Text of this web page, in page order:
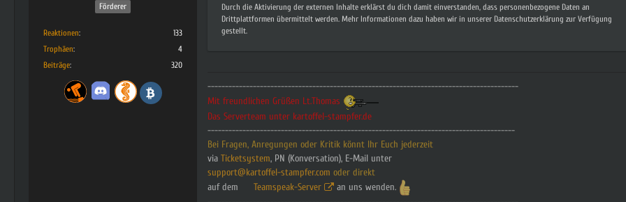
Förderer
Reaktionen
133
Trophäen
4
Beiträge
320
Durch die Aktivierung der externen Inhalte erklärst du dich damit einverstanden, dass personenbezogene Daten an
Drittplattformen übermittelt werden. Mehr Informationen dazu haben wir in unserer Datenschutzerklärung zur Verfügung
gestellt.
-----------------------------------------------------------------------------------------
Mit freundlichen Grüßen Lt.Thomas
Das Serverteam unter kartoffel-stampfer.de
----------------------------------------------------------------------------------------
Bei Fragen, Anregungen oder Kritik könnt Ihr Euch jederzeit
via Ticketsystem, PN (Konversation), E-Mail unter
support@kartoffel-stampfer.com oder direkt
auf dem
Teamspeak-Server
an uns wenden.